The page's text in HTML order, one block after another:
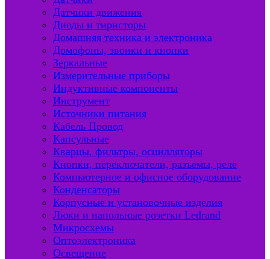
Датчики движения
Диоды и тиристоры
Домашняя техника и электроника
Домофоны, звонки и кнопки
Зеркальные
Измерительные приборы
Индуктивные компоненты
Инструмент
Источники питания
Кабель Провод
Капсульные
Кварцы, фильтры, осцилляторы
Кнопки, переключатели, разъемы, реле
Компьютерное и офисное оборудование
Конденсаторы
Корпусные и установочные изделия
Люки и напольные розетки Ledrand
Микросхемы
Оптоэлектроника
Освещение